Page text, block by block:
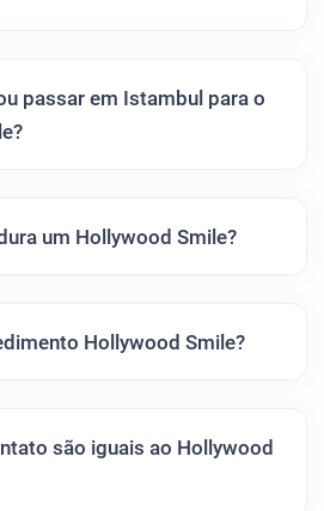
passar em Istambul para o
um Hollywood Smile?
Hollywood Smile?
são iguais ao Hollywood